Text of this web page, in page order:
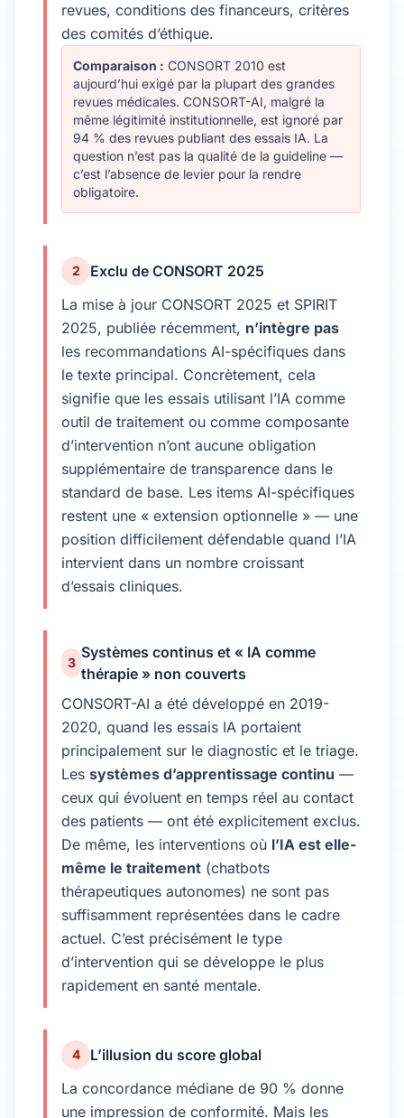
revues, conditions des financeurs, critères
des comités d’éthique.
Comparaison : CONSORT 2010 est
aujourd’hui exigé par la plupart des grandes
revues médicales. CONSORT-AI, malgré la
même légitimité institutionnelle, est ignoré par
94 % des revues publiant des essais IA. La
question n’est pas la qualité de la guideline —
c’est l’absence de levier pour la rendre
obligatoire.
2
Exclu de CONSORT 2025
La mise à jour CONSORT 2025 et SPIRIT
2025, publiée récemment, n’intègre pas
les recommandations AI-spécifiques dans
le texte principal. Concrètement, cela
signifie que les essais utilisant l’IA comme
outil de traitement ou comme composante
d’intervention n’ont aucune obligation
supplémentaire de transparence dans le
standard de base. Les items AI-spécifiques
restent une « extension optionnelle » — une
position difficilement défendable quand l’IA
intervient dans un nombre croissant
d’essais cliniques.
3
Systèmes continus et « IA comme
thérapie » non couverts
CONSORT-AI a été développé en 2019-
2020, quand les essais IA portaient
principalement sur le diagnostic et le triage.
Les systèmes d’apprentissage continu —
ceux qui évoluent en temps réel au contact
des patients — ont été explicitement exclus.
De même, les interventions où l’IA est elle-
même le traitement (chatbots
thérapeutiques autonomes) ne sont pas
suffisamment représentées dans le cadre
actuel. C’est précisément le type
d’intervention qui se développe le plus
rapidement en santé mentale.
4
L’illusion du score global
La concordance médiane de 90 % donne
une impression de conformité. Mais les